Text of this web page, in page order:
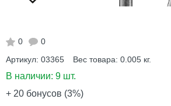
0
0
Артикул: 03365 Вес товара: 0.005 кг.
В наличии: 9 шт.
+ 20 бонусов (3%)